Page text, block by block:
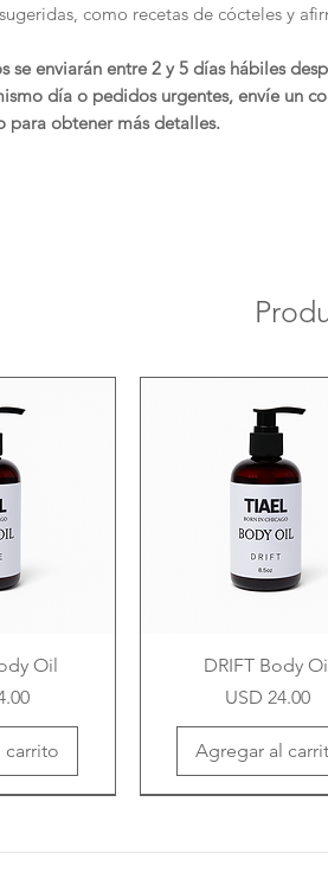
como recetas de cócteles y
se enviarán entre 2 y 5 días hábiles
día o pedidos urgentes, envíe un
para obtener más detalles.
Oil
carrito
DRIFT Body
Precio
USD 24.00
Agregar al